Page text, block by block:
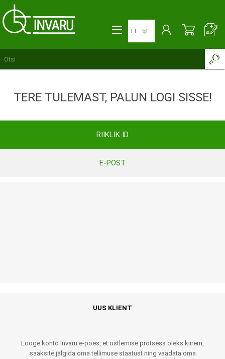
TERE TULEMAST, PALUN LOGI SISSE!
RIIKLIK ID
E-POST
UUS KLIENT
Looge konto Invaru e-poes, et ostlemise protsess oleks kiirem,
saaksite jälgida oma tellimuse staatust ning vaadata oma